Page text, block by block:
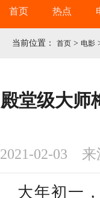
首页 热点
当前位置： 首页 > 电影
殿堂级大师
2021-02-03 来
大年初一